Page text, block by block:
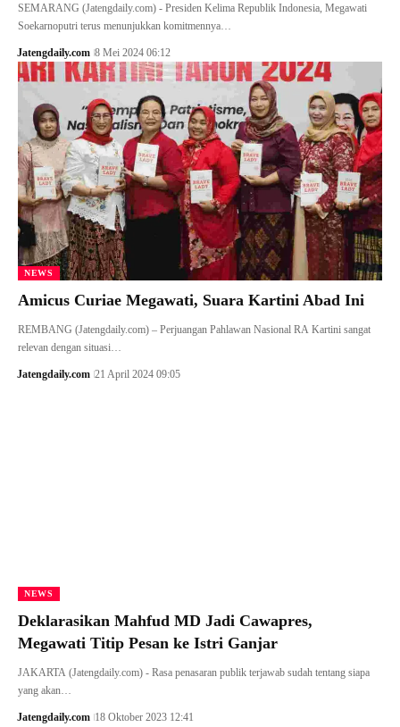
SEMARANG (Jatengdaily.com) - Presiden Kelima Republik Indonesia, Megawati
Soekarnoputri terus menunjukkan komitmennya…
Jatengdaily.com 8 Mei 2024 06:12
NEWS
Amicus Curiae Megawati, Suara Kartini Abad Ini
REMBANG (Jatengdaily.com) – Perjuangan Pahlawan Nasional RA Kartini sangat
relevan dengan situasi…
Jatengdaily.com 21 April 2024 09:05
NEWS
Deklarasikan Mahfud MD Jadi Cawapres,
Megawati Titip Pesan ke Istri Ganjar
JAKARTA (Jatengdaily.com) - Rasa penasaran publik terjawab sudah tentang siapa
yang akan…
Jatengdaily.com 18 Oktober 2023 12:41